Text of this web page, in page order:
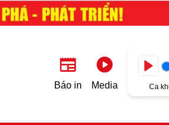
Báo in Media Ca